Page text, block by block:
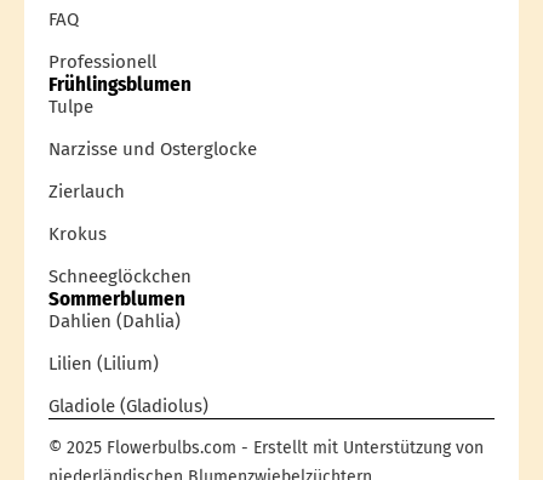
FAQ
Professionell
Frühlingsblumen
Tulpe
Narzisse und Osterglocke
Zierlauch
Krokus
Schneeglöckchen
Sommerblumen
Dahlien (Dahlia)
Lilien (Lilium)
Gladiole (Gladiolus)
© 2025 Flowerbulbs.com - Erstellt mit Unterstützung von